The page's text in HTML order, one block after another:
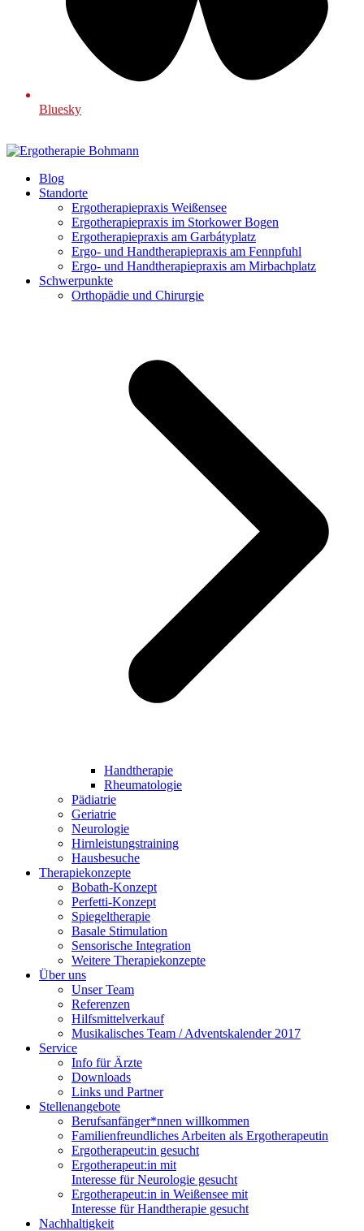
Bluesky
Blog
Standorte
Ergotherapiepraxis Weißensee
Ergotherapiepraxis im Storkower Bogen
Ergotherapiepraxis am Garbátyplatz
Ergo- und Handtherapiepraxis am Fennpfuhl
Ergo- und Handtherapiepraxis am Mirbachplatz
Schwerpunkte
Orthopädie und Chirurgie
Handtherapie
Rheumatologie
Pädiatrie
Geriatrie
Neurologie
Hirnleistungstraining
Hausbesuche
Therapiekonzepte
Bobath-Konzept
Perfetti-Konzept
Spiegeltherapie
Basale Stimulation
Sensorische Integration
Weitere Therapiekonzepte
Über uns
Unser Team
Referenzen
Hilfsmittelverkauf
Musikalisches Team / Adventskalender 2017
Service
Info für Ärzte
Downloads
Links und Partner
Stellenangebote
Berufsanfänger*nnen willkommen
Familienfreundliches Arbeiten als Ergotherapeutin
Ergotherapeut:in gesucht
Ergotherapeut:in mit
Interesse für Neurologie gesucht
Ergotherapeut:in in Weißensee mit
Interesse für Handtherapie gesucht
Nachhaltigkeit